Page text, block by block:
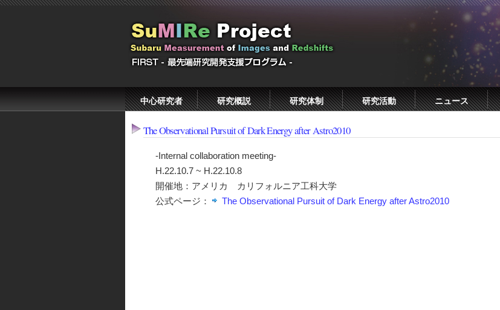
中心研究者 研究概説 研究体制 研究活動 ニュース
The Observational Pursuit of Dark Energy after Astro2010
-Internal collaboration meeting-
H.22.10.7 ~ H.22.10.8
開催地：アメリカ カリフォルニア工科大学
公式ページ：
The Observational Pursuit of Dark Energy after Astro2010